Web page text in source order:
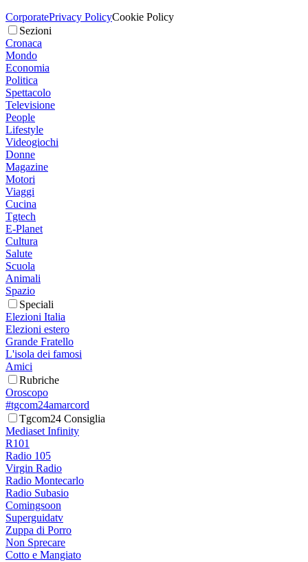
CorporatePrivacy PolicyCookie Policy
Sezioni
Cronaca
Mondo
Economia
Politica
Spettacolo
Televisione
People
Lifestyle
Videogiochi
Donne
Magazine
Motori
Viaggi
Cucina
Tgtech
E-Planet
Cultura
Salute
Scuola
Animali
Spazio
Speciali
Elezioni Italia
Elezioni estero
Grande Fratello
L'isola dei famosi
Amici
Rubriche
Oroscopo
#tgcom24amarcord
Tgcom24 Consiglia
Mediaset Infinity
R101
Radio 105
Virgin Radio
Radio Montecarlo
Radio Subasio
Comingsoon
Superguidatv
Zuppa di Porro
Non Sprecare
Cotto e Mangiato